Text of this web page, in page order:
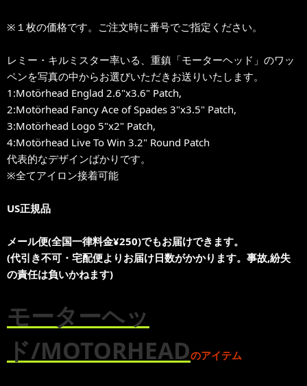
※１枚の価格です。ご注文時に番号でご指定ください。
レミー・キルミスター率いる、重鎮「モーターヘッド」のワッ
ペンを写真の中からお選びいただきお送りいたします。
1:Motörhead Englad 2.6"x3.6" Patch,
2:Motörhead Fancy Ace of Spades 3"x3.5" Patch,
3:Motörhead Logo 5"x2" Patch,
4:Motörhead Live To Win 3.2" Round Patch
代表的なデザインばかりです。
※全てアイロン接着可能
US正規品
メール便(全国一律料金¥250)でもお届けできます。
(代引き不可・宅配便よりお届け日数がかかります。事故,紛失
の責任は負いかねます)
モーターヘッ
ド/MOTORHEADのアイテム